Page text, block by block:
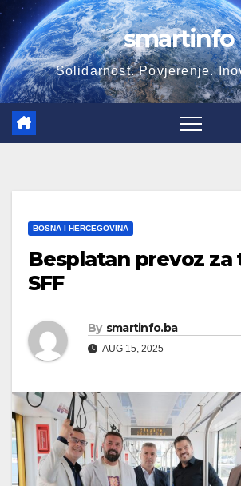
Skip
to
content
smartinfo
Solidarnost. Povjerenje.
BOSNA I HERCEGOVINA
Besplatan prevoz za
SFF
By smartinfo.ba
AUG 15, 2025